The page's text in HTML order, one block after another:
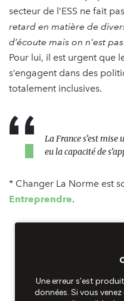
secteur de l’ESS ne fait
retard en matière de
d’écoute mais on n'est
Pour lui, il est urgent que
s’engagent dans des
totalement inclusives.
La France s’est mise
eu la capacité de
* Changer La Norme est
Entreprendre.